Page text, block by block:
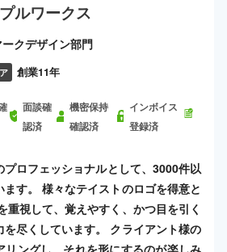
ルワークス
ークデザイン部門
創業11年
面談確
認済
機密保持
確認済
インボイス
登録済
ロフェッショナルとして、3000件以
ます。 様々なテイストのロゴを得意と
重視して、覚えやすく、かつ目を引く
を尽くしています。 クライアント様の
リングし、それを形にするのが楽しみ